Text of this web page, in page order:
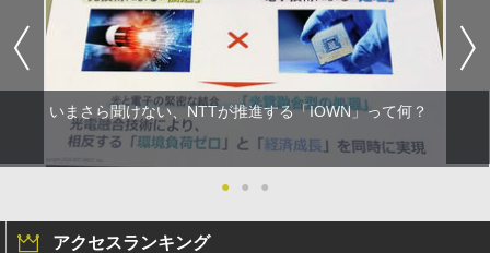
いまさら聞けない、NTTが推進する「IOWN」って何？
● ● ●
アクセスランキング